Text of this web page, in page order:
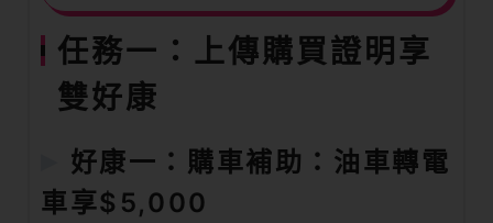
任務一：上傳購買證明享
雙好康
好康一：購車補助：油車轉電
車享$5,000